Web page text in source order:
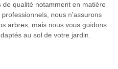
qualité notamment en matière
nous n’assurons
arbres, mais nous vous guidons
au sol de votre jardin.